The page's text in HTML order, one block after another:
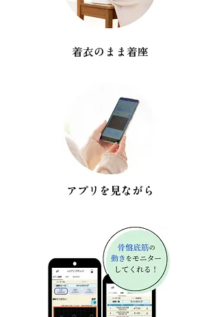
着衣のまま着座
アプリを見ながら